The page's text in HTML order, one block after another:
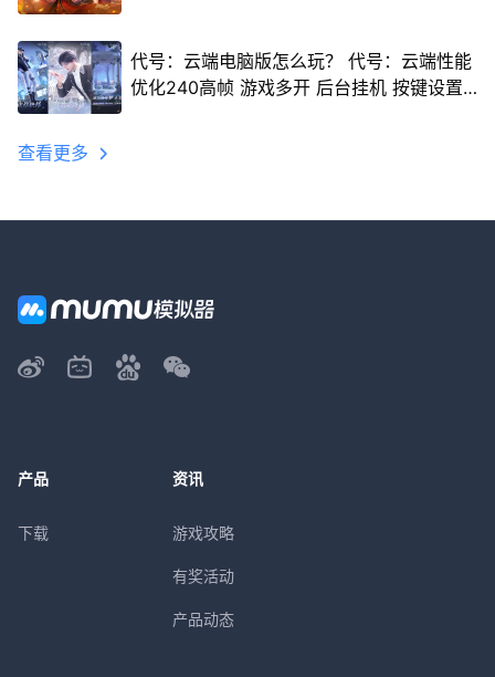
代号：云端电脑版怎么玩？ 代号：云端性能
优化240高帧 游戏多开 后台挂机 按键设置
查看更多
产品
下载
资讯
游戏攻略
有奖活动
产品动态